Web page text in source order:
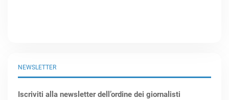
NEWSLETTER
Iscriviti alla newsletter dell’ordine dei giornalisti